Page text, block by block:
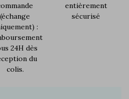
(échange
:
24H dès
du
colis.
entièrement
sécurisé